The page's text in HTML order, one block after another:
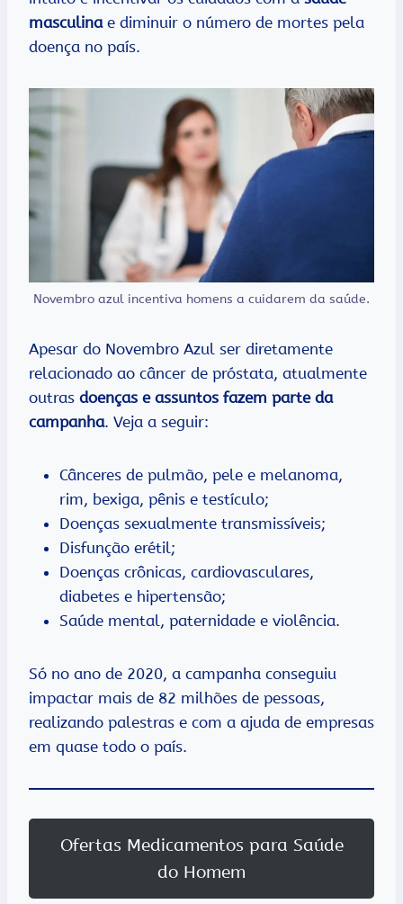
masculinae diminuir o número de mortes pela
doença no país.
Novembro azul incentiva homens a cuidarem da saúde.
Apesar do Novembro Azul ser diretamente
relacionado ao câncer de próstata, atualmente
outras doenças e assuntos fazem parte da
campanha. Veja a seguir:
Cânceres de pulmão, pele e melanoma,
rim, bexiga, pênis e testículo;
Doenças sexualmente transmissíveis;
Disfunção erétil;
Doenças crônicas, cardiovasculares,
diabetes e hipertensão;
Saúde mental, paternidade e violência.
Só no ano de 2020, a campanha conseguiu
impactar mais de 82 milhões de pessoas,
realizando palestras e com a ajuda de empresas
em quase todo o país.
Ofertas Medicamentos para Saúde
do Homem